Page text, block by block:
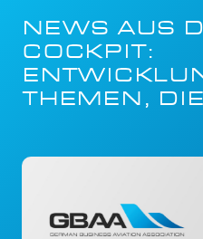
NEWS AUS
COCKPIT:
THEMEN,